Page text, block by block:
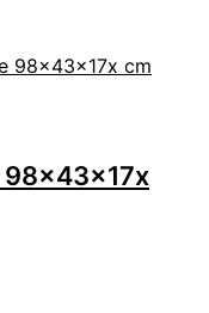
98x43x17x